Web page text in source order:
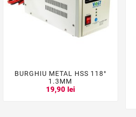

BURGHIU METAL HSS 118°
1.3MM
19,90 lei